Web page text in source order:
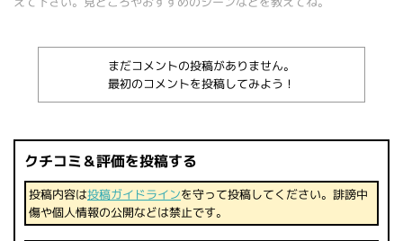
まだコメントの投稿がありません。
最初のコメントを投稿してみよう！
クチコミ＆評価を投稿する
投稿内容は投稿ガイドラインを守って投稿してください。誹謗中
傷や個人情報の公開などは禁止です。